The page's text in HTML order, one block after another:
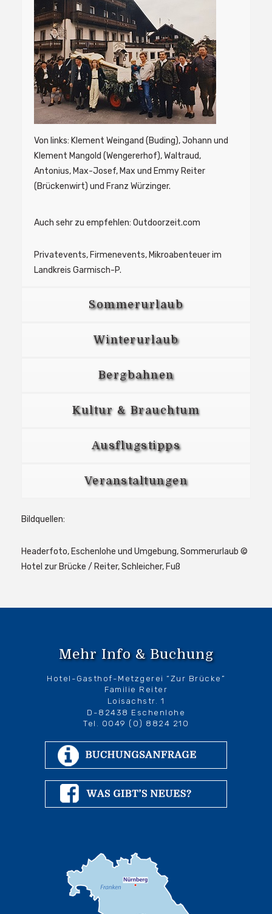
Von links: Klement Weingand (Buding), Johann und
Klement Mangold (Wengererhof), Waltraud,
Antonius, Max-Josef, Max und Emmy Reiter
(Brückenwirt) und Franz Würzinger.
Auch sehr zu empfehlen: Outdoorzeit.com
Privatevents, Firmenevents, Mikroabenteuer im
Landkreis Garmisch-P.
Sommerurlaub
Winterurlaub
Bergbahnen
Kultur & Brauchtum
Ausflugstipps
Veranstaltungen
Bildquellen:
Headerfoto, Eschenlohe und Umgebung, Sommerurlaub ©
Hotel zur Brücke / Reiter, Schleicher, Fuß
Mehr Info & Buchung
Hotel-Gasthof-Metzgerei “Zur Brücke”
Familie Reiter
Loisachstr. 1
D-82438 Eschenlohe
Tel. 0049 (0) 8824 210